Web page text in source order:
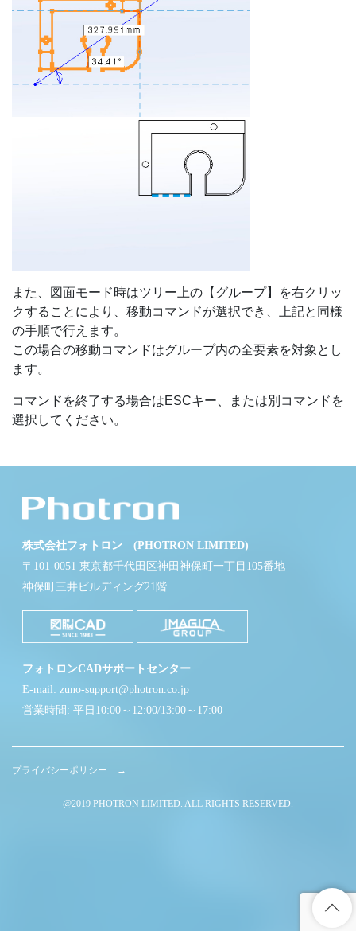
また、図面モード時はツリー上の【グループ】を右クリッ
クすることにより、移動コマンドが選択でき、上記と同様
の手順で行えます。
この場合の移動コマンドはグループ内の全要素を対象とし
ます。
コマンドを終了する場合はESCキー、または別コマンドを
選択してください。
株式会社フォトロン (PHOTRON LIMITED)
〒101-0051 東京都千代田区神田神保町一丁目105番地
神保町三井ビルディング21階
フォトロンCADサポートセンター
E-mail: zuno-support@photron.co.jp
営業時間: 平日10:00～12:00/13:00～17:00
プライバシーポリシー →
@2019 PHOTRON LIMITED. ALL RIGHTS RESERVED.